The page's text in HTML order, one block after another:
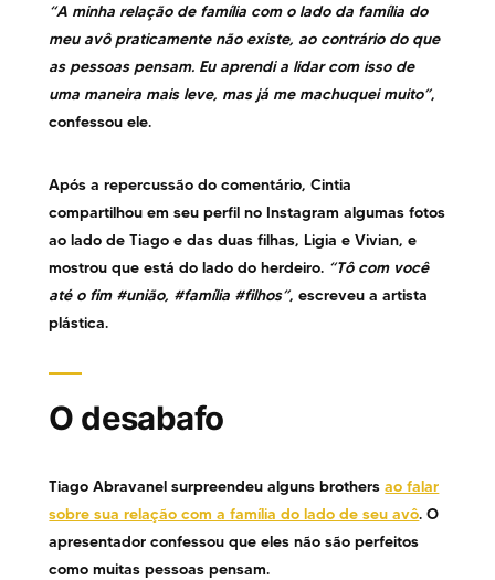
“A minha relação de família com o lado da família do
meu avô praticamente não existe, ao contrário do que
as pessoas pensam. Eu aprendi a lidar com isso de
uma maneira mais leve, mas já me machuquei muito”,
confessou ele.
Após a repercussão do comentário, Cintia
compartilhou em seu perfil no Instagram algumas fotos
ao lado de Tiago e das duas filhas, Ligia e Vivian, e
mostrou que está do lado do herdeiro. “Tô com você
até o fim #união, #família #filhos”, escreveu a artista
plástica.
O desabafo
Tiago Abravanel surpreendeu alguns brothersao falar
sobre sua relação com a família do lado de seu avô. O
apresentador confessou que eles não são perfeitos
como muitas pessoas pensam.